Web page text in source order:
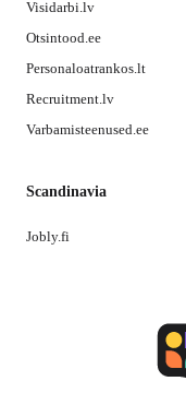
Visidarbi.lv
Otsintood.ee
Personaloatrankos.lt
Recruitment.lv
Varbamisteenused.ee
Scandinavia
Jobly.fi